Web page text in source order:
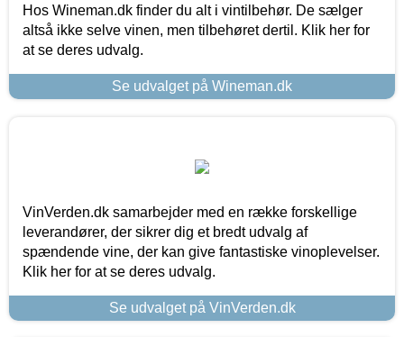
Hos Wineman.dk finder du alt i vintilbehør. De sælger
altså ikke selve vinen, men tilbehøret dertil. Klik her for
at se deres udvalg.
Se udvalget på Wineman.dk
VinVerden.dk samarbejder med en række forskellige
leverandører, der sikrer dig et bredt udvalg af
spændende vine, der kan give fantastiske vinoplevelser.
Klik her for at se deres udvalg.
Se udvalget på VinVerden.dk